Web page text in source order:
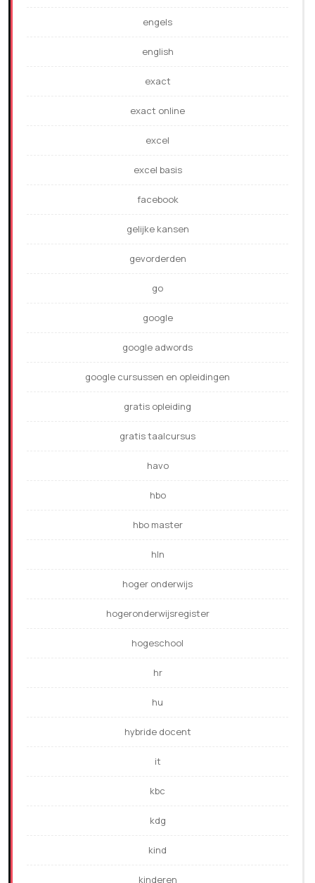
engels
english
exact
exact online
excel
excel basis
facebook
gelijke kansen
gevorderden
go
google
google adwords
google cursussen en opleidingen
gratis opleiding
gratis taalcursus
havo
hbo
hbo master
hln
hoger onderwijs
hogeronderwijsregister
hogeschool
hr
hu
hybride docent
it
kbc
kdg
kind
kinderen